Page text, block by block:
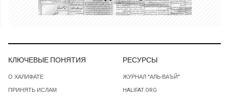
КЛЮЧЕВЫЕ ПОНЯТИЯ
О ХАЛИФАТЕ
ПРИНЯТЬ ИСЛАМ
РЕСУРСЫ
ЖУРНАЛ "АЛЬ-ВАЪЙ"
HALIFAT.ORG